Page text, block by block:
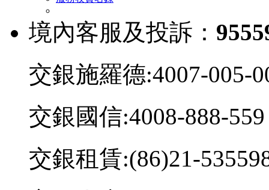
境內客服及投訴：
交銀施羅德:4007-005-
交銀國信:4008-888-559
交銀租賃:(86)21-